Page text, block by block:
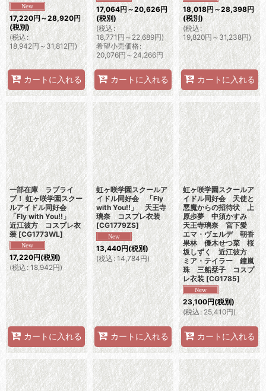
17,220円～28,920円
(税別)
(税込:
18,942円～31,812円)
カートに入れる
17,064円～20,626円
(税別)
(税込:
18,771円～22,689円)
希望小売価格:
20,076円～24,266円
カートに入れる
18,018円～28,398円
(税別)
(税込:
19,820円～31,238円)
カートに入れる
一部在庫 ラブライ
ブ！ 虹ヶ咲学園スクー
ルアイドル同好会
「Fly with You!!」
近江彼方 コスプレ衣
装 [CG1773WL]
17,220円(税別)
(税込: 18,942円)
カートに入れる
虹ヶ咲学園スクールア
イドル同好会 「Fly
with You!!」 天王寺
璃奈 コスプレ衣装
[CG1779ZS]
13,440円(税別)
(税込: 14,784円)
カートに入れる
虹ヶ咲学園スクールア
イドル同好会 天使と
悪魔からの招待状 上
原歩夢 中須かすみ
天王寺璃奈 宮下愛
エマ・ヴェルデ 朝香
果林 優木せつ菜 桜
坂しずく 近江彼方
ミア・テイラー 鐘嵐
珠 三船栞子 コスプ
レ衣装 [CG1785]
23,100円(税別)
(税込: 25,410円)
カートに入れる